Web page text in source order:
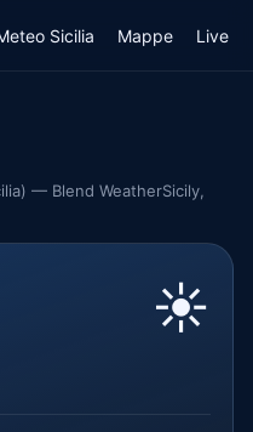
Sicilia Mappe Live
— Blend WeatherSicily,
☀️